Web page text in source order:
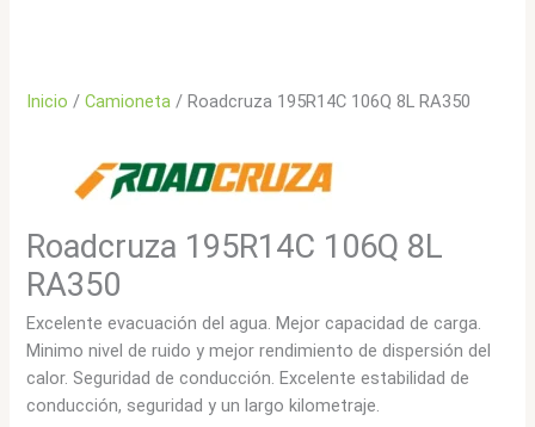
Inicio /Camioneta / Roadcruza 195R14C 106Q 8L RA350
Roadcruza 195R14C 106Q 8L
RA350
Excelente evacuación del agua. Mejor capacidad de carga.
Minimo nivel de ruido y mejor rendimiento de dispersión del
calor. Seguridad de conducción. Excelente estabilidad de
conducción, seguridad y un largo kilometraje.